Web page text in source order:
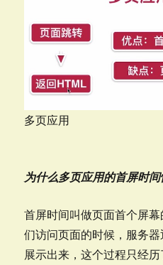
多页应用
为什么多页应用的首屏时间
首屏时间叫做页面首个屏
们访问页面的时候，服务
展示出来，这个过程只经